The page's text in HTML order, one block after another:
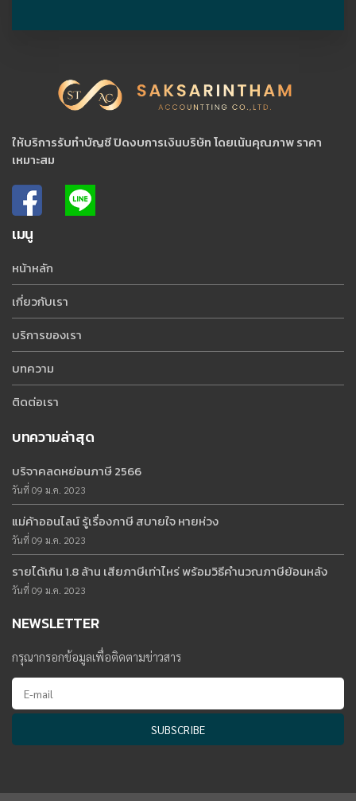
ให้บริการรับทำบัญชี ปิดงบการเงินบริษัท โดยเน้นคุณภาพ ราคา
เหมาะสม
เมนู
หน้าหลัก
เกี่ยวกับเรา
บริการของเรา
บทความ
ติดต่อเรา
บทความล่าสุด
บริจาคลดหย่อนภาษี 2566
วันที่ 09 ม.ค. 2023
แม่ค้าออนไลน์ รู้เรื่องภาษี สบายใจ หายห่วง
วันที่ 09 ม.ค. 2023
รายได้เกิน 1.8 ล้าน เสียภาษีเท่าไหร่ พร้อมวิธีคำนวณภาษีย้อนหลัง
วันที่ 09 ม.ค. 2023
NEWSLETTER
กรุณากรอกข้อมูลเพื่อติดตามข่าวสาร